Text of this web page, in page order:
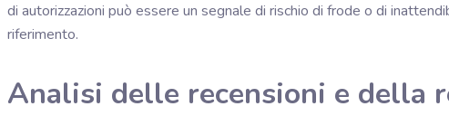
di autorizzazioni può essere un segnale di rischio di frode o di
riferimento.
Analisi delle recensioni e della